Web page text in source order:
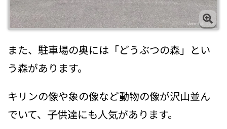
また、駐車場の奥には「どうぶつの森」とい
う森があります。
キリンの像や象の像など動物の像が沢山並ん
でいて、子供達にも人気があります。